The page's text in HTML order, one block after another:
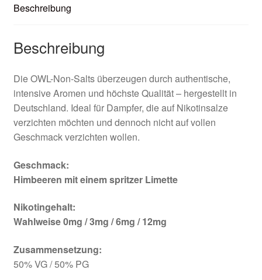
Beschreibung
Beschreibung
Die OWL-Non-Salts überzeugen durch authentische,
intensive Aromen und höchste Qualität – hergestellt in
Deutschland. Ideal für Dampfer, die auf Nikotinsalze
verzichten möchten und dennoch nicht auf vollen
Geschmack verzichten wollen.
Geschmack:
Himbeeren mit einem spritzer Limette
Nikotingehalt:
Wahlweise 0mg / 3mg / 6mg / 12mg
Zusammensetzung:
50% VG / 50% PG